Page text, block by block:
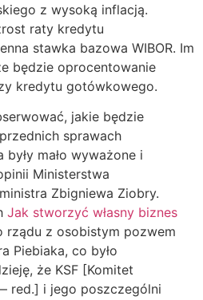
z wysoką inflacją.
raty kredytu
stawka bazowa WIBOR. Im
będzie oprocentowanie
kredytu gotówkowego.
jakie będzie
sprawach
mało wyważone i
Ministerstwa
Zbigniewa Ziobry.
Jak stworzyć własny biznes
rządu z osobistym pozwem
Piebiaka, co było
że KSF [Komitet
red.] i jego poszczególni